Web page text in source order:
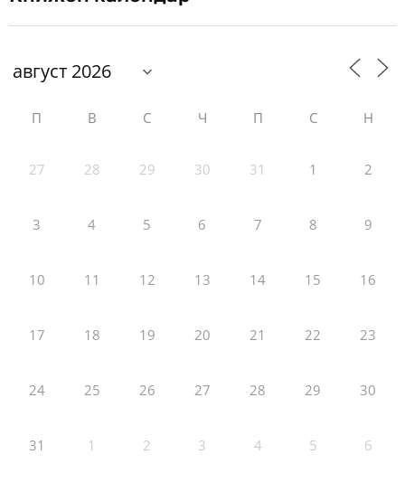
П В С Ч П С Н
27 28 29 30 31 1 2
3 4 5 6 7 8 9
10 11 12 13 14 15 16
17 18 19 20 21 22 23
24 25 26 27 28 29 30
31 1 2 3 4 5 6